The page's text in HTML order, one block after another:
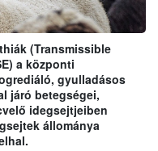
(Transmissible
a központi
gyulladásos
járó betegségei,
idegsejtjeiben
állománya